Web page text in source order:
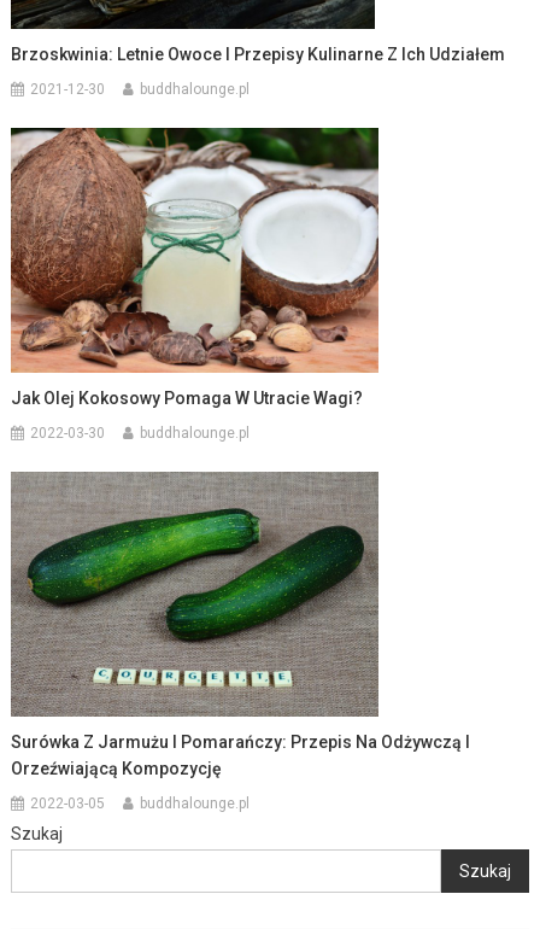
Brzoskwinia: Letnie Owoce I Przepisy Kulinarne Z Ich Udziałem
2021-12-30 buddhalounge.pl
Jak Olej Kokosowy Pomaga W Utracie Wagi?
2022-03-30 buddhalounge.pl
Surówka Z Jarmużu I Pomarańczy: Przepis Na Odżywczą I
Orzeźwiającą Kompozycję
2022-03-05 buddhalounge.pl
Szukaj
Szukaj